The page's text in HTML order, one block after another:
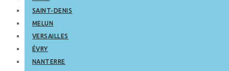
SAINT-DENIS
MELUN
VERSAILLES
ÉVRY
NANTERRE